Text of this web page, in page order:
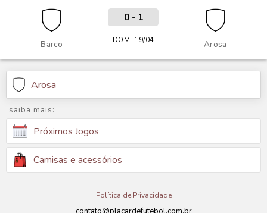
Barco Arosa
0- 1
DOM, 19/04
Arosa
saiba mais:
Próximos Jogos
Camisas e acessórios
Política de Privacidade